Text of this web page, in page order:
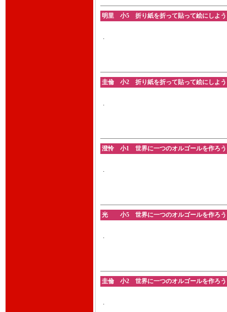
明里 小5 折り紙を折って貼って絵にしよ
.
圭倫 小2 折り紙を折って貼って絵にしよ
.
澄怜 小1 世界に一つのオルゴールを作ろ
.
光 小5 世界に一つのオルゴールを作ろう
.
圭倫 小2 世界に一つのオルゴールを作ろ
.